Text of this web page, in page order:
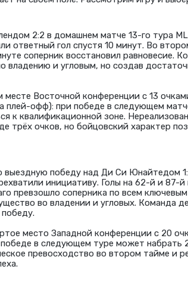
2:2 в домашнем матче 13-го тура
ответный гол спустя 10 минут. Во
соперник восстановил равновесие.
владению и угловым, но создав
месте Восточной конференции с 13
плей-офф): при победе в следующем
к квалификационной зоне.
трёх очков, но бойцовский характер
победу над Ди Си Юнайтедом
инициативу. Голы на 62-й и 87-й
превзошло соперника по всем
во владении и угловых. Команда
место Западной конференции с 20
в следующем туре может набрать
превосходство во втором тайме и